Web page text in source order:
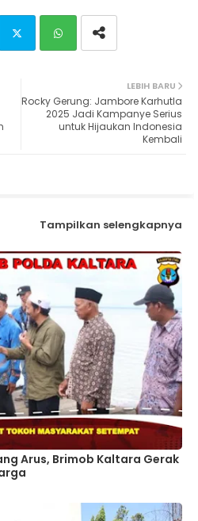
ter ats
LEBIH BARU
Rocky Gerung: Jambore Karhutla
2025 Jadi Kampanye Serius
untuk Hijaukan Indonesia
Kembali
Tampilkan selengkapnya
Arus, Brimob Kaltara Gerak